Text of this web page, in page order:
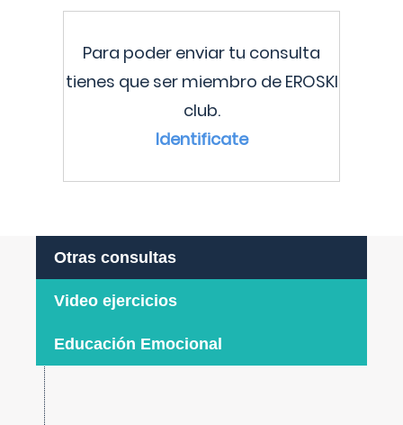
Para poder enviar tu consulta
tienes que ser miembro de EROSKI
club.
Identificate
Otras consultas
Video ejercicios
Educación Emocional